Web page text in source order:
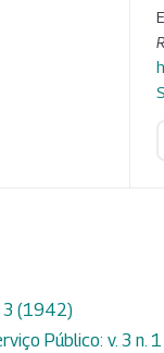
3 (1942)
Público: v. 3 n.